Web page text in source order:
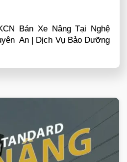
NAM
Xe-nang
Bán Xe Nâng Tại Nghệ
An | Dịch Vụ Bảo Dưỡng